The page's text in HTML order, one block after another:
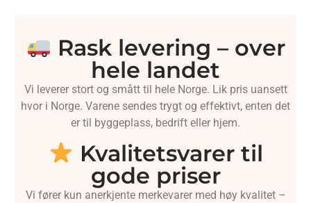
Rask levering – over
hele landet
Vi leverer stort og smått til hele Norge. Lik pris uansett
hvor i Norge. Varene sendes trygt og effektivt, enten det
er til byggeplass, bedrift eller hjem.
Kvalitetsvarer til
gode priser
Vi fører kun anerkjente merkevarer med høy kvalitet –